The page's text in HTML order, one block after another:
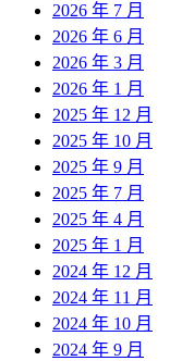
2026 年 7 月
2026 年 6 月
2026 年 3 月
2026 年 1 月
2025 年 12 月
2025 年 10 月
2025 年 9 月
2025 年 7 月
2025 年 4 月
2025 年 1 月
2024 年 12 月
2024 年 11 月
2024 年 10 月
2024 年 9 月